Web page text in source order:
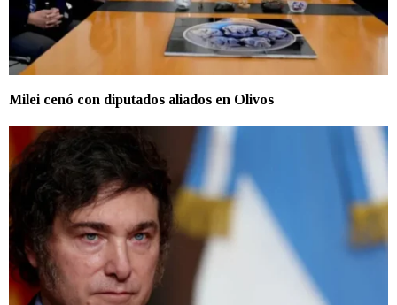
Milei cenó con diputados aliados en Olivos